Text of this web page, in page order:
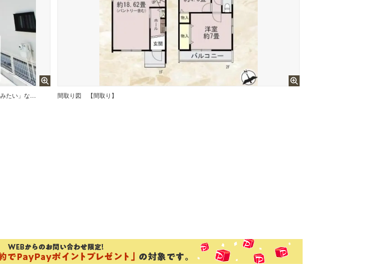
「夢のマイホームが欲しい」、「もう少し大きい家に住みたい」など是非一度ご相談ください 間取り図 【間取り】